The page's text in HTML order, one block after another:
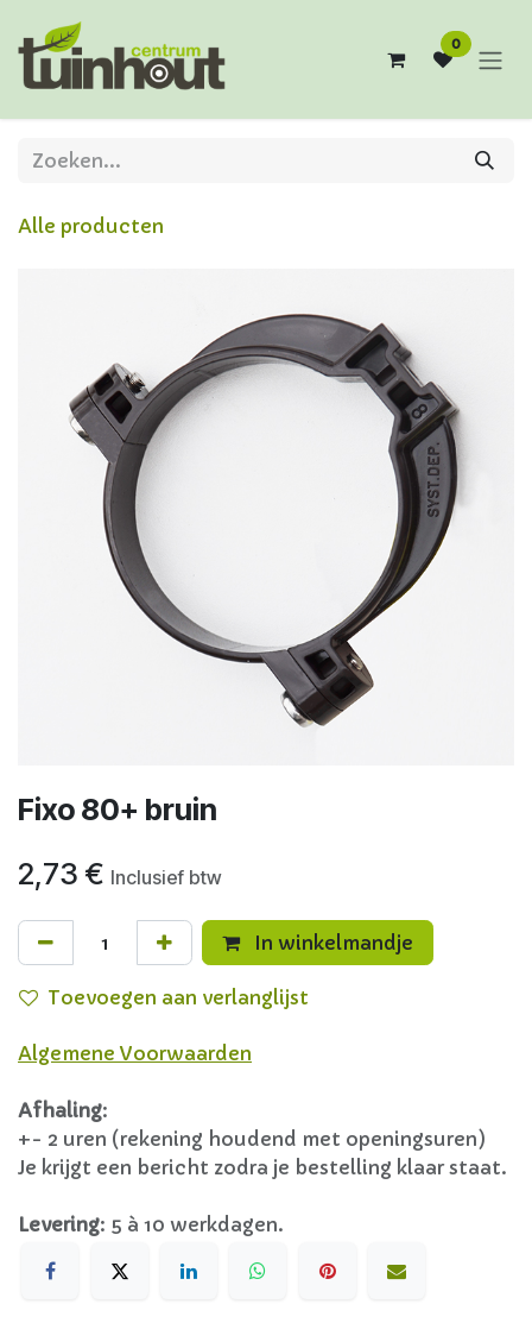
0
Alle producten
Fixo 80+ bruin
2,73 € Inclusief btw
In winkelmandje
Toevoegen aan verlanglijst
Algemene Voorwaarden
Afhaling:
+- 2 uren (rekening houdend met openingsuren)
Je krijgt een bericht zodra je bestelling klaar staat.
Levering: 5 à 10 werkdagen.